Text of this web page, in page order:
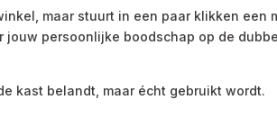
maar stuurt in een paar klikken
jouw persoonlijke boodschap op de
kast belandt, maar écht gebruikt wordt.